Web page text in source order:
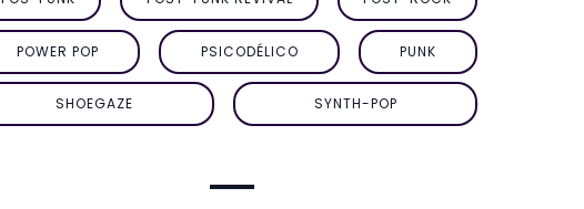
POWER POP PSICODÉLICO PUNK
SHOEGAZE SYNTH-POP